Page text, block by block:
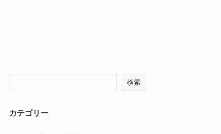
検索
カテゴリー